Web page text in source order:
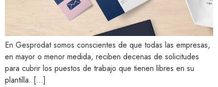
En Gesprodat somos conscientes de que todas las empresas,
en mayor o menor medida, reciben decenas de solicitudes
para cubrir los puestos de trabajo que tienen libres en su
plantilla. […]